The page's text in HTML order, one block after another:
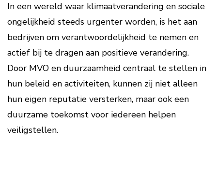
In een wereld waar klimaatverandering en sociale
ongelijkheid steeds urgenter worden, is het aan
bedrijven om verantwoordelijkheid te nemen en
actief bij te dragen aan positieve verandering.
Door MVO en duurzaamheid centraal te stellen in
hun beleid en activiteiten, kunnen zij niet alleen
hun eigen reputatie versterken, maar ook een
duurzame toekomst voor iedereen helpen
veiligstellen.